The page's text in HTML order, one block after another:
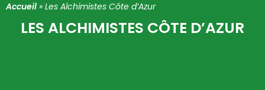
Accueil » Les Alchimistes Côte d’Azur
LES ALCHIMISTES CÔTE D’AZUR